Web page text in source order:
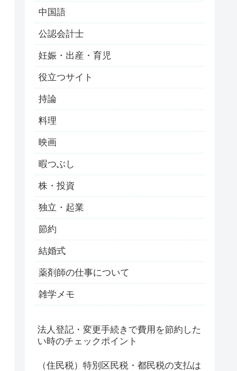
中国語
公認会計士
妊娠・出産・育児
役立つサイト
持論
料理
映画
暇つぶし
株・投資
独立・起業
節約
結婚式
薬剤師の仕事について
雑学メモ
法人登記・変更手続きで費用を節約した
い時のチェックポイント
（住民税）特別区民税・都民税の支払は